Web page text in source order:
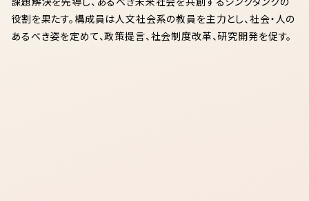
役割を果たす。構成員は人文社会系の教員を主力とし、社会・人の
あるべき姿を定めて、政策提言、社会制度改革、研究開発を促す。